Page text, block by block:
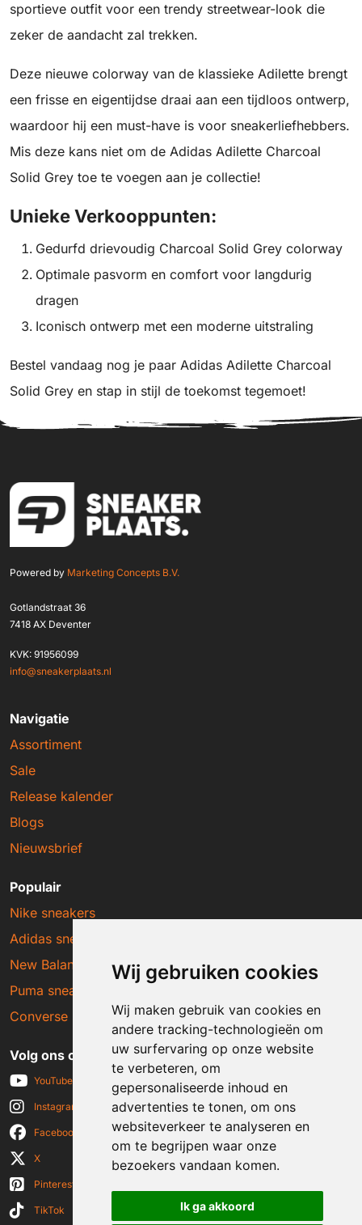
Wij gebruiken cookies
Wij maken gebruik van cookies en
andere tracking-technologieën om
uw surfervaring op onze website
te verbeteren, om
gepersonaliseerde inhoud en
advertenties te tonen, om ons
websiteverkeer te analyseren en
om te begrijpen waar onze
bezoekers vandaan komen.
Ik ga akkoord
sportieve outfit voor een trendy streetwear-look die
zeker de aandacht zal trekken.
Deze nieuwe colorway van de klassieke Adilette brengt
een frisse en eigentijdse draai aan een tijdloos ontwerp,
waardoor hij een must-have is voor sneakerliefhebbers.
Mis deze kans niet om de Adidas Adilette Charcoal
Solid Grey toe te voegen aan je collectie!
Unieke Verkooppunten:
Gedurfd drievoudig Charcoal Solid Grey colorway
Optimale pasvorm en comfort voor langdurig
dragen
Iconisch ontwerp met een moderne uitstraling
Bestel vandaag nog je paar Adidas Adilette Charcoal
Solid Grey en stap in stijl de toekomst tegemoet!
Powered by Marketing Concepts B.V.
Gotlandstraat 36
7418 AX Deventer
KVK: 91956099
info@sneakerplaats.nl
Navigatie
Assortiment
Sale
Release kalender
Blogs
Nieuwsbrief
Populair
Nike sneakers
Adidas sneakers
New Balance sneakers
Puma sneakers
Converse sneakers
Volg ons op social media
YouTube
Instagram
Facebook
X
Pinterest
TikTok